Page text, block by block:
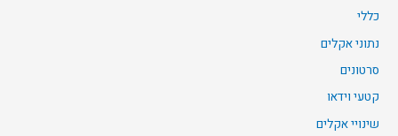
כללי
נתוני אקלים
סרטונים
קטעי וידאו
שינויי אקלים